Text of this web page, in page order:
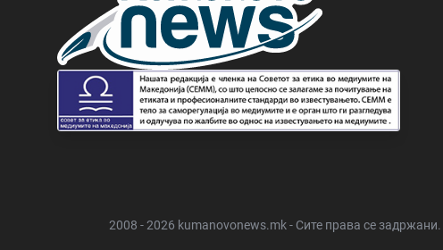
2008 - 2026 kumanovonews.mk - Сите права се задржани.